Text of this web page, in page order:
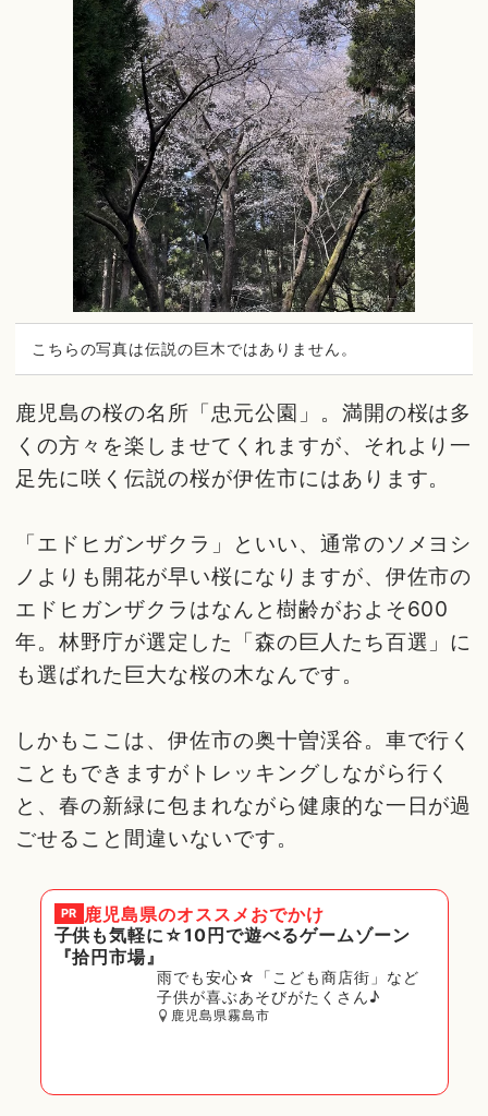
こちらの写真は伝説の巨木ではありません。
鹿児島の桜の名所「忠元公園」。満開の桜は多
くの方々を楽しませてくれますが、それより一
足先に咲く伝説の桜が伊佐市にはあります。
「エドヒガンザクラ」といい、通常のソメヨシ
ノよりも開花が早い桜になりますが、伊佐市の
エドヒガンザクラはなんと樹齢がおよそ600
年。林野庁が選定した「森の巨人たち百選」に
も選ばれた巨大な桜の木なんです。
しかもここは、伊佐市の奥十曽渓谷。車で行く
こともできますがトレッキングしながら行く
と、春の新緑に包まれながら健康的な一日が過
ごせること間違いないです。
PR 鹿児島県のオススメおでかけ
子供も気軽に☆10円で遊べるゲームゾーン
『拾円市場』
雨でも安心☆「こども商店街」など
子供が喜ぶあそびがたくさん♪
鹿児島県霧島市